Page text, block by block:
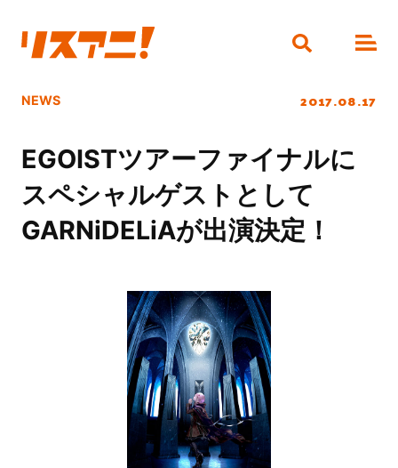
NEWS 2017.08.17
EGOISTツアーファイナルに
スペシャルゲストとして
GARNiDELiAが出演決定！